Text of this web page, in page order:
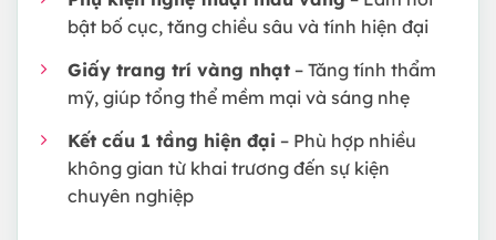
bật bố cục, tăng chiều sâu và tính hiện đại
Giấy trang trí vàng nhạt – Tăng tính thẩm
mỹ, giúp tổng thể mềm mại và sáng nhẹ
Kết cấu 1 tầng hiện đại – Phù hợp nhiều
không gian từ khai trương đến sự kiện
chuyên nghiệp